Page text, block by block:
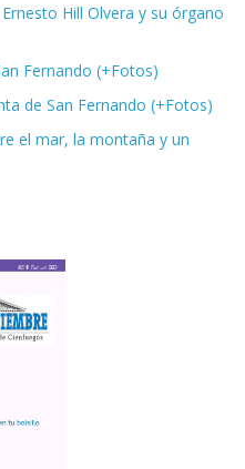
Ernesto Hill Olvera y su órgano
Fernando (+Fotos)
de San Fernando (+Fotos)
el mar, la montaña y un